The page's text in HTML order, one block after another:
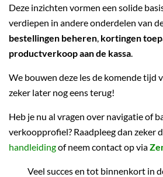
Deze inzichten vormen een solide
verdiepen in andere onderdelen van
bestellingen beheren, kortingen
productverkoop aan de kassa.
We bouwen deze les de komende tijd
zeker later nog eens terug!
Heb je nu al vragen over navigatie of
verkoopprofiel? Raadpleeg dan zeker
handleidingof neem contact op via
Veel succes en tot binnenkort in